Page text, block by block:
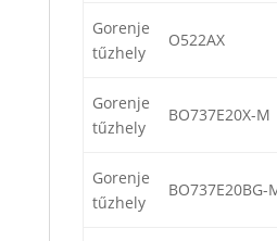
Gorenje
tűzhely
O522AX
Gorenje
tűzhely
BO737E20X-M
Gorenje
tűzhely
BO737E20BG-